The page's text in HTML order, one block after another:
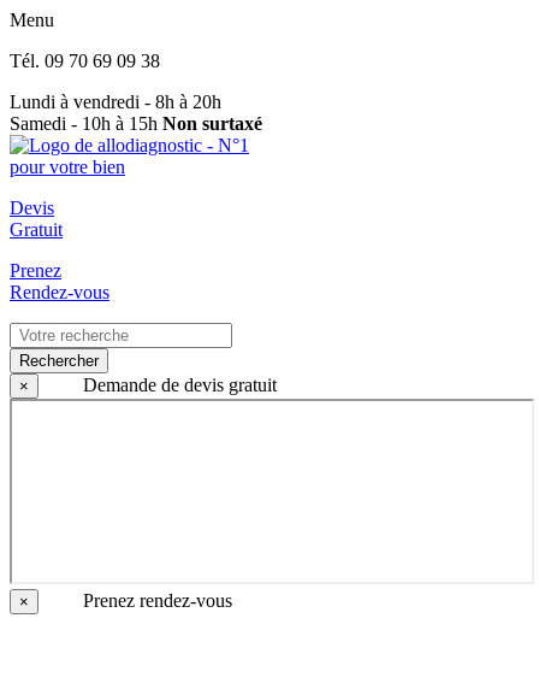
Menu
Tél. 09 70 69 09 38
Lundi à vendredi - 8h à 20h
Samedi - 10h à 15h Non surtaxé
Devis
Gratuit
Prenez
Rendez-vous
Rechercher
×
Demande de devis gratuit
× Prenez rendez-vous